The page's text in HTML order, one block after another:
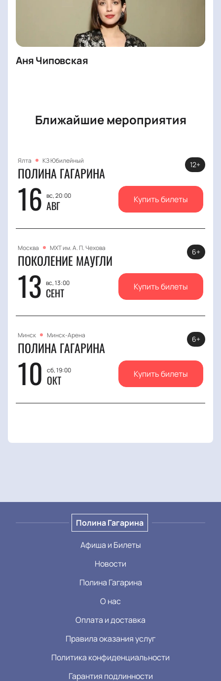
Аня Чиповская
Ближайшие мероприятия
Ялта КЗ Юбилейный
ПОЛИНА ГАГАРИНА
16 вс, 20:00
АВГ
12+
Купить билеты
Москва МХТ им. А. П. Чехова
ПОКОЛЕНИЕ МАУГЛИ
13 вс, 13:00
СЕНТ
6+
Купить билеты
Минск Минск-Арена
ПОЛИНА ГАГАРИНА
10 сб, 19:00
ОКТ
6+
Купить билеты
Полина Гагарина
Афиша и Билеты
Новости
Полина Гагарина
О нас
Оплата и доставка
Правила оказания услуг
Политика конфиденциальности
Гарантия подлинности